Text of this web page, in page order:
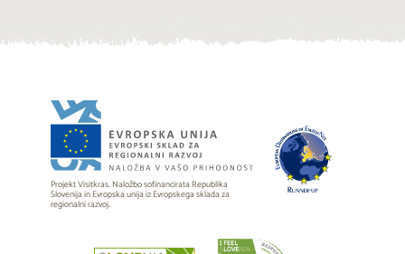
Projekt Visitkras. Naložbo sofinancirata Republika
Slovenija in Evropska unija iz Evropskega sklada za
regionalni razvoj.